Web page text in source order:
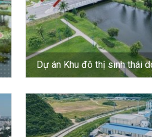
Dự án Khu đô thị sinh thái